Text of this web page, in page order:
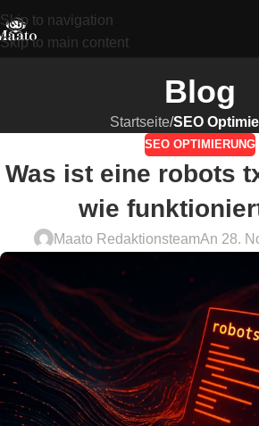
Skip to navigation
Skip to main content
Blog
Startseite/SEO
SEO OPTIMIERUNG
Was ist eine robots
wie
Maato RedaktionsteamAn 28.